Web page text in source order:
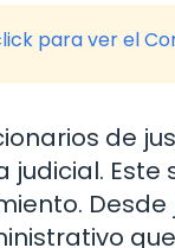
para ver el
de